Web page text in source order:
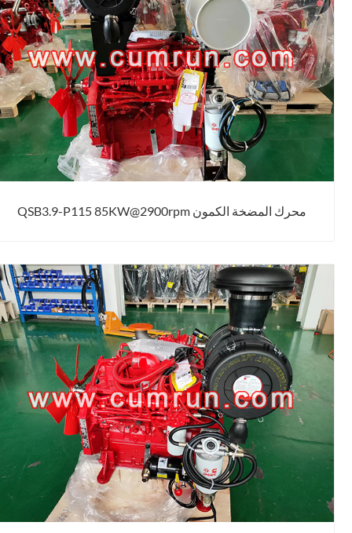
محرك المضخة الكمون QSB3.9-P115 85KW@2900rpm